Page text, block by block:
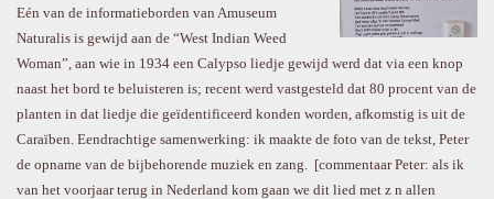
Eén van de informatieborden van Amuseum
Naturalis is gewijd aan de “West Indian Weed
Woman”, aan wie in 1934 een Calypso liedje gewijd werd dat via een knop
naast het bord te beluisteren is; recent werd vastgesteld dat 80 procent van de
planten in dat liedje die geïdentificeerd konden worden, afkomstig is uit de
Caraïben. Eendrachtige samenwerking: ik maakte de foto van de tekst, Peter
de opname van de bijbehorende muziek en zang. [commentaar Peter: als ik
van het voorjaar terug in Nederland kom gaan we dit lied met z n allen